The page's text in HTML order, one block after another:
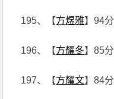
195、【方煜雅】94分
196、【方耀冬】85分
197、【方耀文】84分